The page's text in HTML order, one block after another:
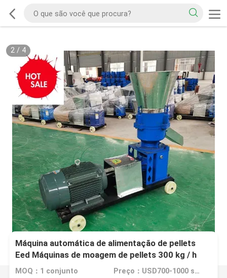
2/ 4
Máquina automática de alimentação de pellets
Eed Máquinas de moagem de pellets 300 kg / h
MOQ：1 conjunto Preço：USD700-1000 set